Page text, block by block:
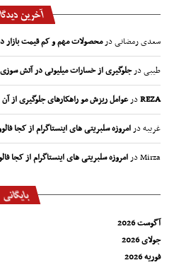
آخرین
سعدی رمضانیدرمحصولات مهم و کم قیمت بازار
طیبیدرجلوگیری از خسارات میلیونی در آتش
REZAدرعوامل ریزش مو راهکارهای جلوگیری از آن
غریبهدرامروزه سلبریتی های اینستاگرام از کجا
Mirzaدرامروزه سلبریتی های اینستاگرام از کجا
بایگانی
آگوست 2026
جولای 2026
فوریه 2026